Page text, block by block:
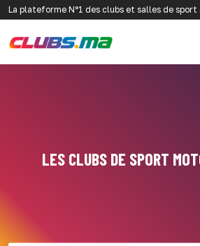
La plateforme N°1 des clubs et salles de sport
LES CLUBS DE SPORT